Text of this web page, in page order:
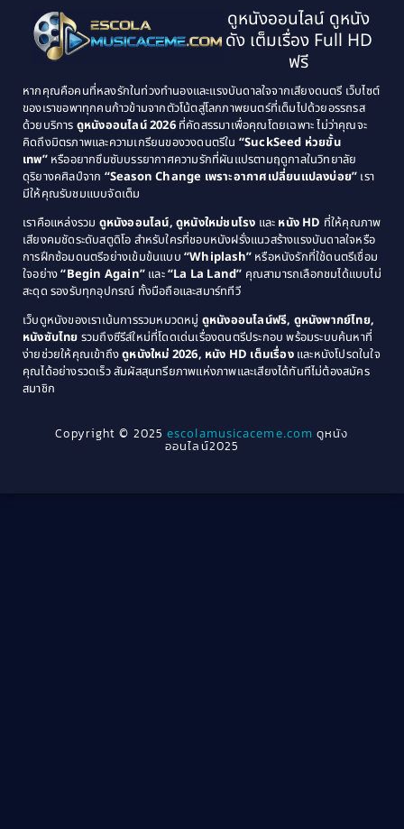
Classic หนังคลาสสิก(25)
Classic หนังคลาสสิก(134)
Classic หนังคลาสสิก(21)
Comedy ตลก(515)
Comedy ตลก(46)
Coming of Age ก้าวพ้นวัย(1)
Coming-of-Age(3)
Community(1)
Crime อาชญากรรม(289)
Cult Film(4)
1995
1994
1993
1992
1989
1988
1987
1986
1985
1984
1983
1982
1979
1978
1976
1975
1974
1971
1970
1969
1968
1964
1963
1940
ดูหนังออนไลน์ ดูหนัง
ดัง เต็มเรื่อง Full HD
ฟรี
หากคุณคือคนที่หลงรักในท่วงทำนองและแรงบันดาลใจจากเสียงดนตรี เว็บไซต์
ของเราขอพาทุกคนก้าวข้ามจากตัวโน้ตสู่โลกภาพยนตร์ที่เต็มไปด้วยอรรถรส
ด้วยบริการ ดูหนังออนไลน์ 2026ที่คัดสรรมาเพื่อคุณโดยเฉพาะ ไม่ว่าคุณจะ
คิดถึงมิตรภาพและความเกรียนของวงดนตรีใน “SuckSeed ห่วยขั้น
เทพ”หรืออยากซึมซับบรรยากาศความรักที่ผันแปรตามฤดูกาลในวิทยาลัย
ดุริยางคศิลป์จาก “Season Change เพราะอากาศเปลี่ยนแปลงบ่อย” เรา
มีให้คุณรับชมแบบจัดเต็ม
เราคือแหล่งรวม ดูหนังออนไลน์, ดูหนังใหม่ชนโรง และ หนัง HD ที่ให้คุณภาพ
เสียงคมชัดระดับสตูดิโอ สำหรับใครที่ชอบหนังฝรั่งแนวสร้างแรงบันดาลใจหรือ
การฝึกซ้อมดนตรีอย่างเข้มข้นแบบ “Whiplash” หรือหนังรักที่ใช้ดนตรีเชื่อม
ใจอย่าง“Begin Again” และ“La La Land” คุณสามารถเลือกชมได้แบบไม่
สะดุด รองรับทุกอุปกรณ์ ทั้งมือถือและสมาร์ททีวี
เว็บดูหนังของเราเน้นการรวมหมวดหมู่ ดูหนังออนไลน์ฟรี, ดูหนังพากย์ไทย,
หนังซับไทย รวมถึงซีรีส์ใหม่ที่โดดเด่นเรื่องดนตรีประกอบ พร้อมระบบค้นหาที่
ง่ายช่วยให้คุณเข้าถึงดูหนังใหม่ 2026, หนัง HD เต็มเรื่องและหนังโปรดในใจ
คุณได้อย่างรวดเร็ว สัมผัสสุนทรียภาพแห่งภาพและเสียงได้ทันทีไม่ต้องสมัคร
สมาชิก
Copyright © 2025escolamusicaceme.com ดูหนัง
ออนไลน์2025